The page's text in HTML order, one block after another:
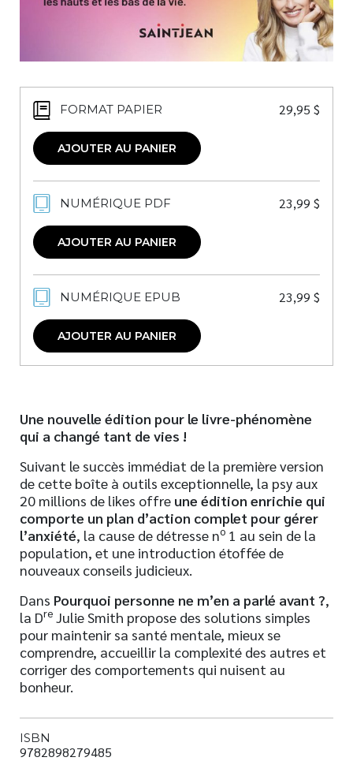
FORMAT PAPIER 29,95 $
AJOUTER AU PANIER
NUMÉRIQUE PDF 23,99 $
AJOUTER AU PANIER
NUMÉRIQUE EPUB 23,99 $
AJOUTER AU PANIER
Une nouvelle édition pour le livre-phénomène
qui a changé tant de vies !
Suivant le succès immédiat de la première version
de cette boîte à outils exceptionnelle, la psy aux
20 millions de likes offre une édition enrichie qui
comporte un plan d’action complet pour gérer
l’anxiété, la cause de détresse no 1 au sein de la
population, et une introduction étoffée de
nouveaux conseils judicieux.
Dans Pourquoi personne ne m’en a parlé avant ?,
la Dre Julie Smith propose des solutions simples
pour maintenir sa santé mentale, mieux se
comprendre, accueillir la complexité des autres et
corriger des comportements qui nuisent au
bonheur.
ISBN
9782898279485